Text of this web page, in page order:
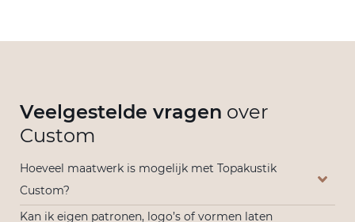
Veelgestelde vragen over
Custom
Hoeveel maatwerk is mogelijk met Topakustik
Custom?
Kan ik eigen patronen, logo’s of vormen laten